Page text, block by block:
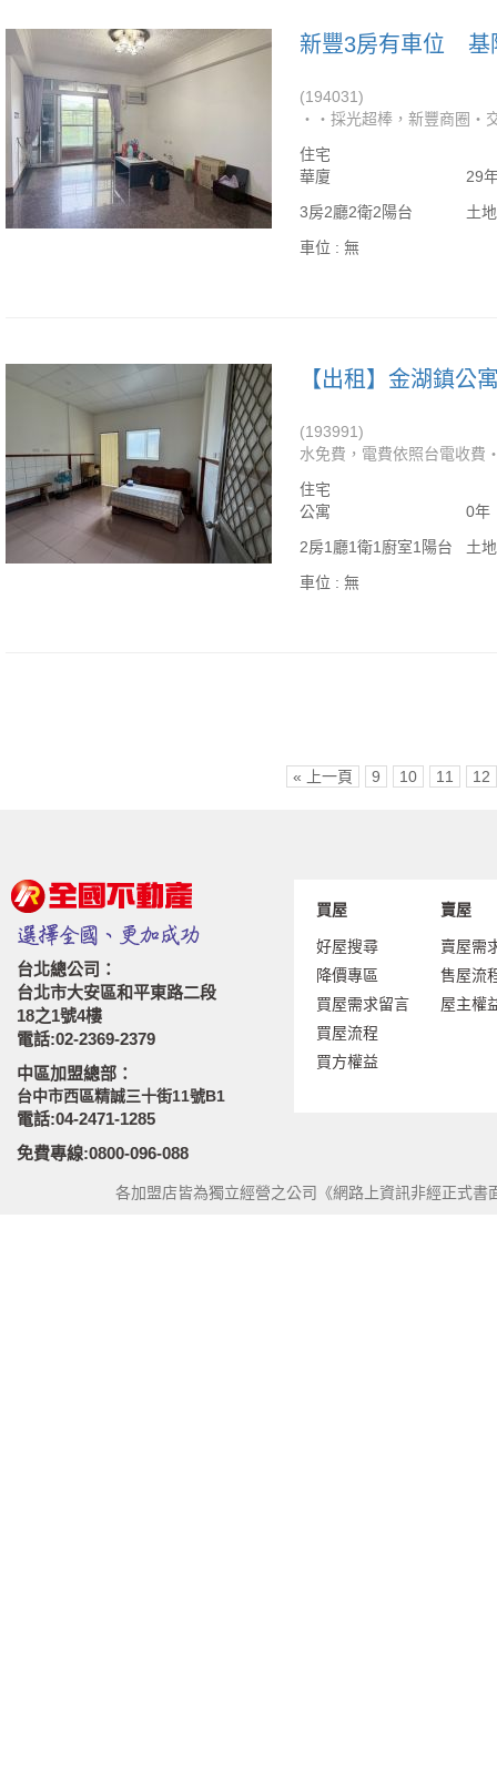
新豐3房有車位 基
(194031)
‧‧採光超棒，新豐商圈‧
住宅
華廈
29
3房2廳2衛2陽台
土
車位 : 無
(193991)
水免費，電費依照台電收費
住宅
公寓
0年
2房1廳1衛1廚室1陽台
土
車位 : 無
« 上一頁 9 10 11 12
台北總公司：
台北市大安區和平東路二段
18之1號4樓
電話:02-2369-2379
中區加盟總部：
台中市西區精誠三十街11號B1
電話:04-2471-1285
免費專線:0800-096-088
買屋
好屋搜尋
降價專區
買屋需求留言
買屋流程
買方權益
賣屋
賣屋需
售屋流
屋主權
各加盟店皆為獨立經營之公司《網路上資訊非經正式